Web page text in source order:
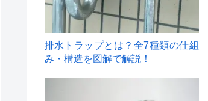
排水トラップとは？全7種類の仕組
み・構造を図解で解説！